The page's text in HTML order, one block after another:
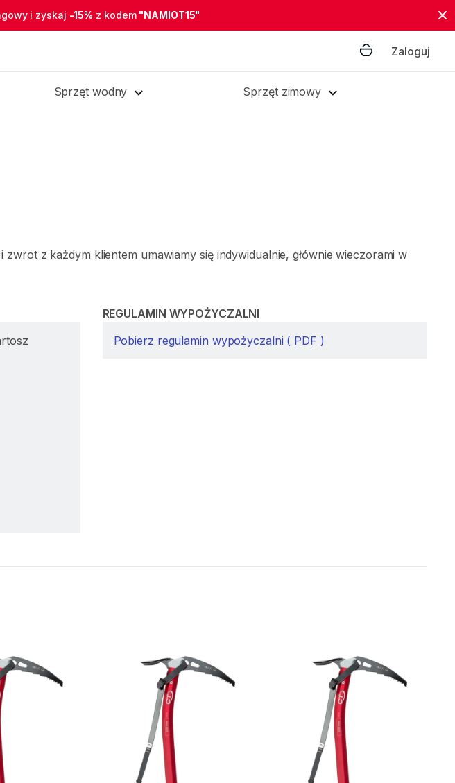
i zyskaj -15% z kodem "NAMIOT15"
Zaloguj
Sprzęt wodny Sprzęt zimowy
z każdym klientem umawiamy się indywidualnie, głównie wieczorami w
REGULAMIN WYPOŻYCZALNI
Pobierz regulamin wypożyczalni ( PDF )